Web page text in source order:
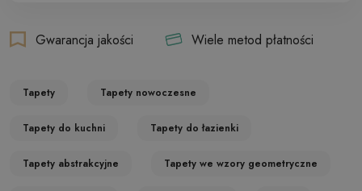
Gwarancja jakości Wiele metod płatności
Tapety Tapety nowoczesne
Tapety do kuchni Tapety do łazienki
Tapety abstrakcyjne Tapety we wzory geometryczne